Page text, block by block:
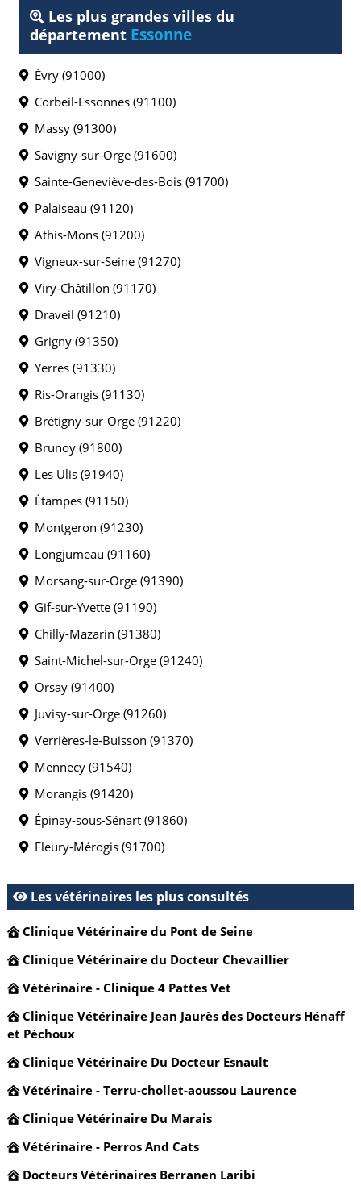
Les plus grandes villes du
département Essonne
Évry (91000)
Corbeil-Essonnes (91100)
Massy (91300)
Savigny-sur-Orge (91600)
Sainte-Geneviève-des-Bois (91700)
Palaiseau (91120)
Athis-Mons (91200)
Vigneux-sur-Seine (91270)
Viry-Châtillon (91170)
Draveil (91210)
Grigny (91350)
Yerres (91330)
Ris-Orangis (91130)
Brétigny-sur-Orge (91220)
Brunoy (91800)
Les Ulis (91940)
Étampes (91150)
Montgeron (91230)
Longjumeau (91160)
Morsang-sur-Orge (91390)
Gif-sur-Yvette (91190)
Chilly-Mazarin (91380)
Saint-Michel-sur-Orge (91240)
Orsay (91400)
Juvisy-sur-Orge (91260)
Verrières-le-Buisson (91370)
Mennecy (91540)
Morangis (91420)
Épinay-sous-Sénart (91860)
Fleury-Mérogis (91700)
Les vétérinaires les plus consultés
Clinique Vétérinaire du Pont de Seine
Clinique Vétérinaire du Docteur Chevaillier
Vétérinaire - Clinique 4 Pattes Vet
Clinique Vétérinaire Jean Jaurès des Docteurs Hénaff
et Péchoux
Clinique Vétérinaire Du Docteur Esnault
Vétérinaire - Terru-chollet-aoussou Laurence
Clinique Vétérinaire Du Marais
Vétérinaire - Perros And Cats
Docteurs Vétérinaires Berranen Laribi